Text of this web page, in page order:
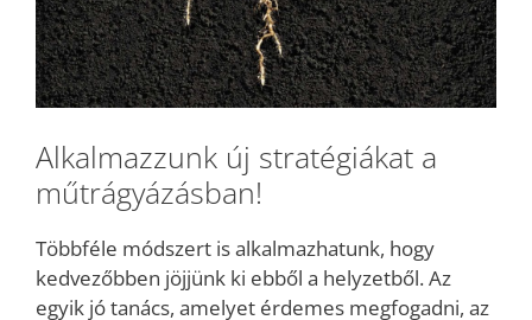
Alkalmazzunk új stratégiákat a
műtrágyázásban!
Többféle módszert is alkalmazhatunk, hogy
kedvezőbben jöjjünk ki ebből a helyzetből. Az
egyik jó tanács, amelyet érdemes megfogadni, az